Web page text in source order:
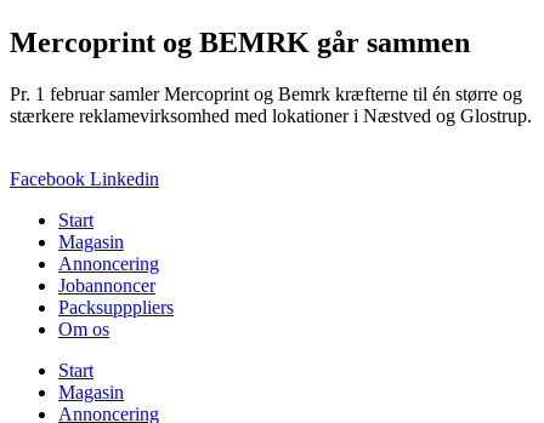
Mercoprint og BEMRK går sammen
Pr. 1 februar samler Mercoprint og Bemrk kræfterne til én større og
stærkere reklamevirksomhed med lokationer i Næstved og Glostrup.
Facebook Linkedin
Start
Magasin
Annoncering
Jobannoncer
Packsupppliers
Om os
Start
Magasin
Annoncering